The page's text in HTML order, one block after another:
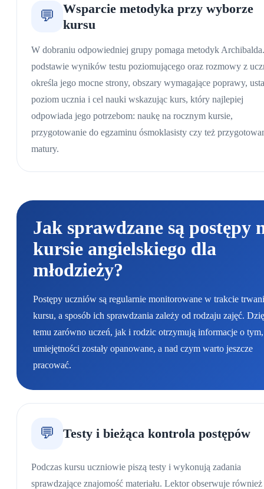
💬
Wsparcie metodyka przy wyborze
kursu
W dobraniu odpowiedniej grupy pomaga metodyk
podstawie wyników testu poziomującego oraz rozmowy z
określa jego mocne strony, obszary wymagające poprawy,
poziom ucznia i cel nauki wskazując kurs, który najlepiej
odpowiada jego potrzebom: naukę na rocznym kursie,
przygotowanie do egzaminu ósmoklasisty czy też
matury.
Jak sprawdzane są postępy
kursie angielskiego dla
młodzieży?
Postępy uczniów są regularnie monitorowane w trakcie
kursu, a sposób ich sprawdzania zależy od rodzaju zajęć.
temu zarówno uczeń, jak i rodzic otrzymują informacje o
umiejętności zostały opanowane, a nad czym warto jeszcze
pracować.
💬 Testy i bieżąca kontrola postępów
Podczas kursu uczniowie piszą testy i wykonują zadania
sprawdzające znajomość materiału. Lektor obserwuje również